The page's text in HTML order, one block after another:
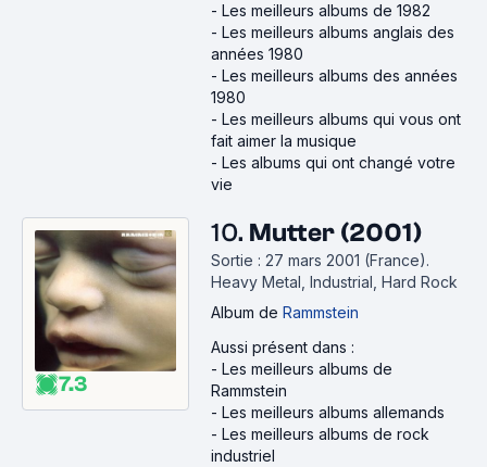
- Les meilleurs albums de 1982
- Les meilleurs albums anglais des
années 1980
- Les meilleurs albums des années
1980
- Les meilleurs albums qui vous ont
fait aimer la musique
- Les albums qui ont changé votre
vie
7.3
10. Mutter (2001)
Sortie : 27 mars 2001 (France).
Heavy Metal, Industrial, Hard Rock
Album de Rammstein
Aussi présent dans :
- Les meilleurs albums de
Rammstein
- Les meilleurs albums allemands
- Les meilleurs albums de rock
industriel